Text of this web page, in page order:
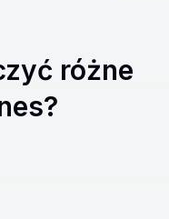
różne